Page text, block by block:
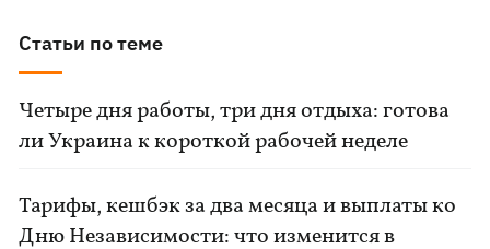
Статьи по теме
Четыре дня работы, три дня отдыха: готова
ли Украина к короткой рабочей неделе
Тарифы, кешбэк за два месяца и выплаты ко
Дню Независимости: что изменится в